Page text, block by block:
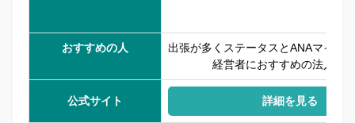
おすすめの人
出張が多くステータスとANAマイル
経営者におすすめの法人カ
公式サイト 詳細を見る